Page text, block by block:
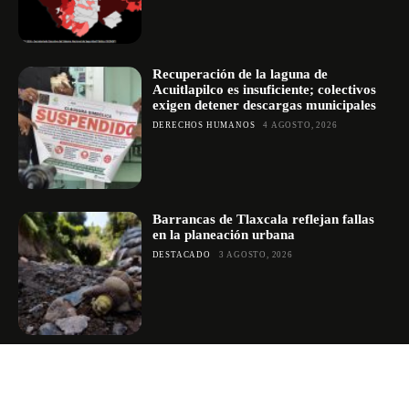
Recuperación de la laguna de
Acuitlapilco es insuficiente; colectivos
exigen detener descargas municipales
DERECHOS HUMANOS 4 AGOSTO, 2026
Barrancas de Tlaxcala reflejan fallas
en la planeación urbana
DESTACADO 3 AGOSTO, 2026